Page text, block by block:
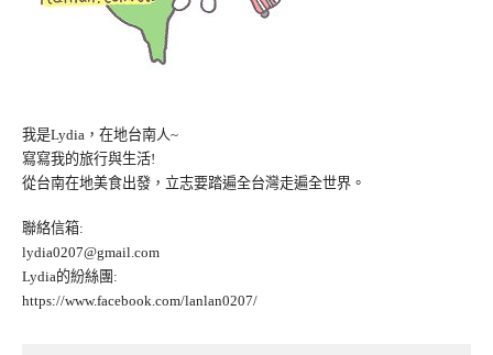
我是Lydia，在地台南人~
寫寫我的旅行與生活!
從台南在地美食出發，立志要踏遍全台灣走遍全世界。
聯絡信箱:
lydia0207@gmail.com
Lydia的紛絲團:
https://www.facebook.com/lanlan0207/